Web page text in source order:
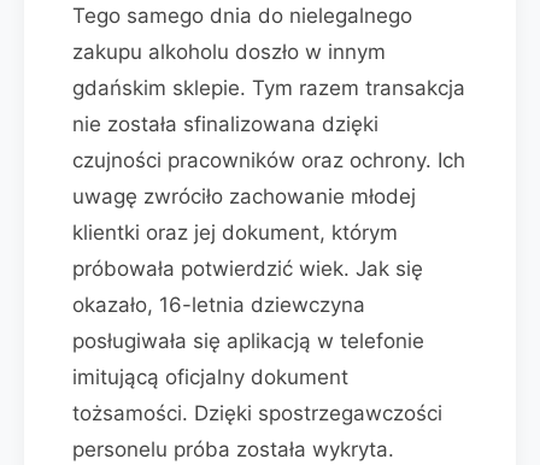
Tego samego dnia do nielegalnego
zakupu alkoholu doszło w innym
gdańskim sklepie. Tym razem transakcja
nie została sfinalizowana dzięki
czujności pracowników oraz ochrony. Ich
uwagę zwróciło zachowanie młodej
klientki oraz jej dokument, którym
próbowała potwierdzić wiek. Jak się
okazało, 16-letnia dziewczyna
posługiwała się aplikacją w telefonie
imitującą oficjalny dokument
tożsamości. Dzięki spostrzegawczości
personelu próba została wykryta.